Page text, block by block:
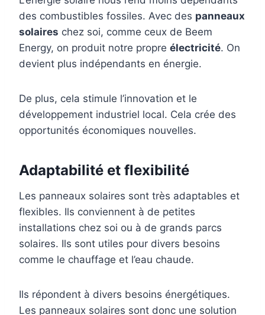
des combustibles fossiles. Avec des panneaux
solaires chez soi, comme ceux de Beem
Energy, on produit notre propre électricité. On
devient plus indépendants en énergie.
De plus, cela stimule l’innovation et le
développement industriel local. Cela crée des
opportunités économiques nouvelles.
Adaptabilité et flexibilité
Les panneaux solaires sont très adaptables et
flexibles. Ils conviennent à de petites
installations chez soi ou à de grands parcs
solaires. Ils sont utiles pour divers besoins
comme le chauffage et l’eau chaude.
Ils répondent à divers besoins énergétiques.
Les panneaux solaires sont donc une solution